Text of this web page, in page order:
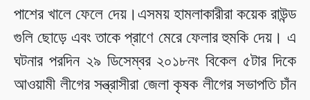
পাশের খালে ফেলে দেয়।এসময় হামলাকারীরা কয়েক রাউন্ড
গুলি ছোড়ে এবং তাকে প্রাণে মেরে ফেলার হুমকি দেয়। এ
ঘটনার পরদিন ২৯ ডিসেম্বর ২০১৮নং বিকেল ৫টার দিকে
আওয়ামী লীগের সন্ত্রাসীরা জেলা কৃষক লীগের সভাপতি চাঁন